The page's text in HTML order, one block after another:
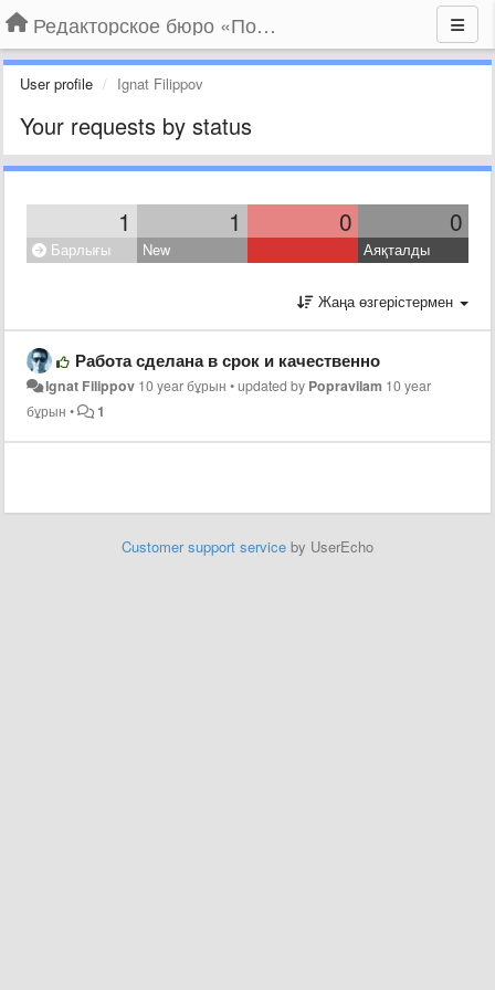
Редакторское бюро «По правилам»
User profile Ignat Filippov
Your requests by status
1 1 0 0
Барлығы New Аяқталды
Жаңа өзгерістермен
Работа сделана в срок и качественно
Ignat Filippov 10 year бұрын •updated by Popravilam 10 year
бұрын • 1
Customer support service by UserEcho